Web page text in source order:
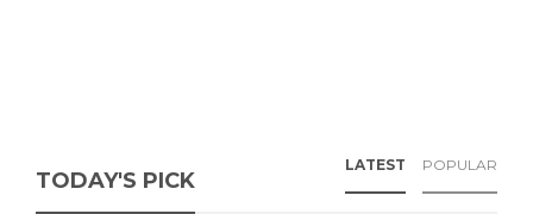
TODAY'S PICK
LATEST POPULAR